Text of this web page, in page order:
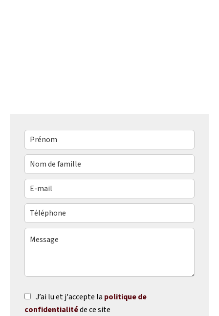
J’ai lu et j'accepte la politique de
confidentialitéde ce site